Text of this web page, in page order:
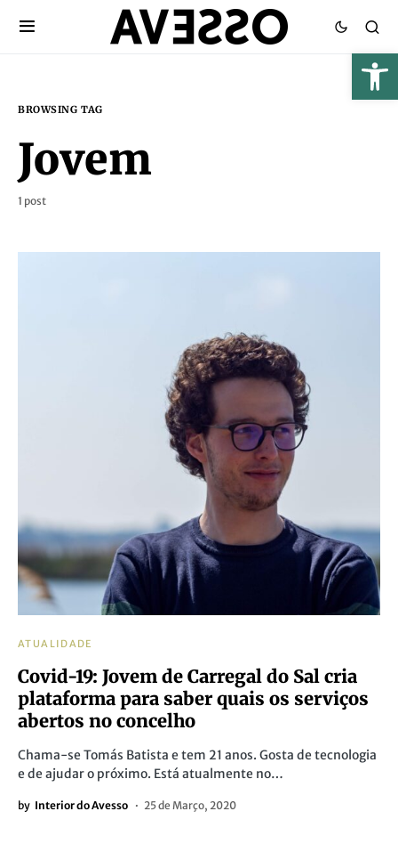
BROWSING TAG
Jovem
1 post
ATUALIDADE
Covid-19: Jovem de Carregal do Sal cria
plataforma para saber quais os serviços
abertos no concelho
Chama-se Tomás Batista e tem 21 anos. Gosta de tecnologia
e de ajudar o próximo. Está atualmente no…
by Interior do Avesso 25 de Março, 2020